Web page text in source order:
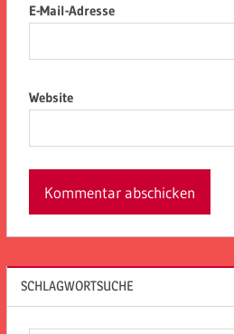
E-Mail-Adresse
Website
SCHLAGWORTSUCHE